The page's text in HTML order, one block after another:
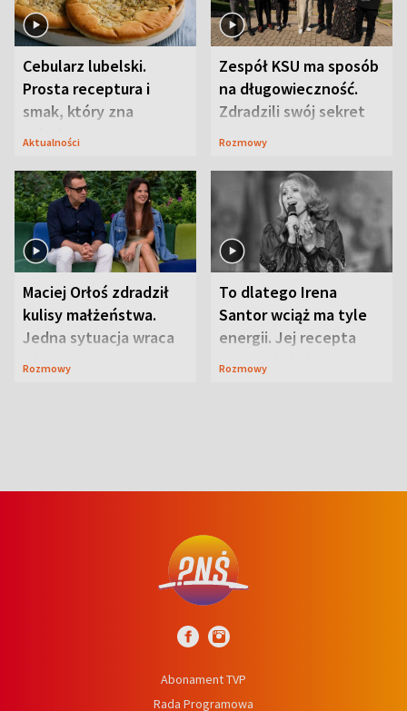
Cebularz lubelski.
Prosta receptura i
smak, który zna
Lubelszczyzna
Aktualności
Zespół KSU ma sposób
na długowieczność.
Zdradzili swój sekret
Rozmowy
Maciej Orłoś zdradził
kulisy małżeństwa.
Jedna sytuacja wraca
jak bumerang
Rozmowy
To dlatego Irena
Santor wciąż ma tyle
energii. Jej recepta
jest zaskakująco
Rozmowy
Abonament TVP
Rada Programowa